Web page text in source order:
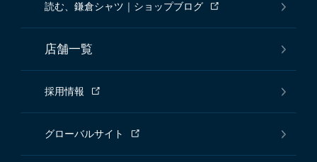
読む、鎌倉シャツ｜ショップブログ
店舗一覧
採用情報
グローバルサイト